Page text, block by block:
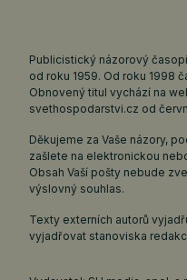
Publicistický názorový
od roku 1959. Od roku 1998
Obnovený titul vychází na
svethospodarstvi.cz od
Děkujeme za Vaše názory,
zašlete na elektronickou
Obsah Vaší pošty nebude
výslovný souhlas.
Texty externích autorů
vyjadřovat stanoviska